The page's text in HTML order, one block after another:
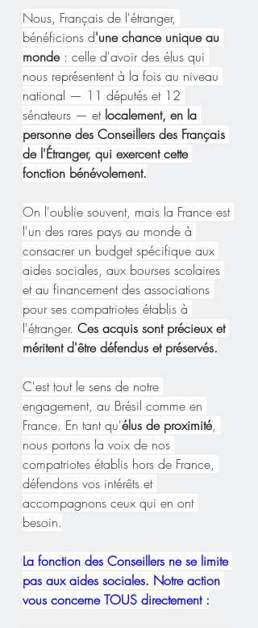
Nous, Français de l'étranger,
bénéficions d'une chance unique au
monde : celle d'avoir des élus qui
nous représentent à la fois au niveau
national — 11 députés et 12
sénateurs — et localement, en la
personne des Conseillers des Français
de l'Étranger, qui exercent cette
fonction bénévolement.
On l'oublie souvent, mais la France est
l'un des rares pays au monde à
consacrer un budget spécifique aux
aides sociales, aux bourses scolaires
et au financement des associations
pour ses compatriotes établis à
l'étranger. Ces acquis sont précieux et
méritent d'être défendus et préservés.
C'est tout le sens de notre
engagement, au Brésil comme en
France. En tant qu'élus de proximité,
nous portons la voix de nos
compatriotes établis hors de France,
défendons vos intérêts et
accompagnons ceux qui en ont
besoin.
La fonction des Conseillers ne se limite
pas aux aides sociales. Notre action
vous concerne TOUS directement :